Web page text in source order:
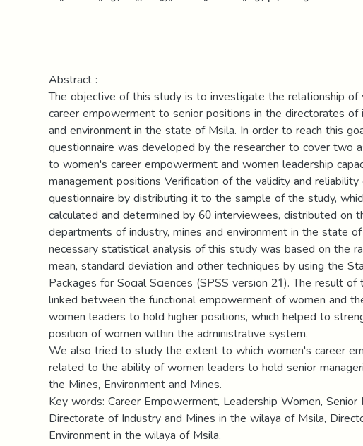
Abstract :
The objective of this study is to investigate the relationship of
career empowerment to senior positions in the directorates of
and environment in the state of Msila. In order to reach this
questionnaire was developed by the researcher to cover two
to women's career empowerment and women leadership
management positions Verification of the validity and
questionnaire by distributing it to the sample of the study,
calculated and determined by 60 interviewees, distributed on
departments of industry, mines and environment in the state
necessary statistical analysis of this study was based on the
mean, standard deviation and other techniques by using the
Packages for Social Sciences (SPSS version 21). The result
linked between the functional empowerment of women and
women leaders to hold higher positions, which helped to
position of women within the administrative system.
We also tried to study the extent to which women's career
related to the ability of women leaders to hold senior
the Mines, Environment and Mines.
Key words: Career Empowerment, Leadership Women, Senior
Directorate of Industry and Mines in the wilaya of Msila,
Environment in the wilaya of Msila.